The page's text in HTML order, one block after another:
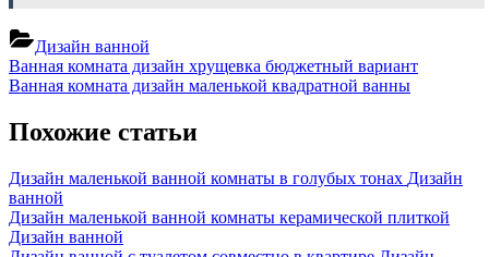
Дизайн ванной
Навигация
по
записям
Previous
Post:
Ванная комната дизайн хрущевка бюджетный вариант
Next
Ванная комната дизайн маленькой квадратной ванны
Похожие статьи
Дизайн маленькой ванной комнаты в голубых тонах Дизайн
ванной
Дизайн маленькой ванной комнаты керамической плиткой
Дизайн ванной